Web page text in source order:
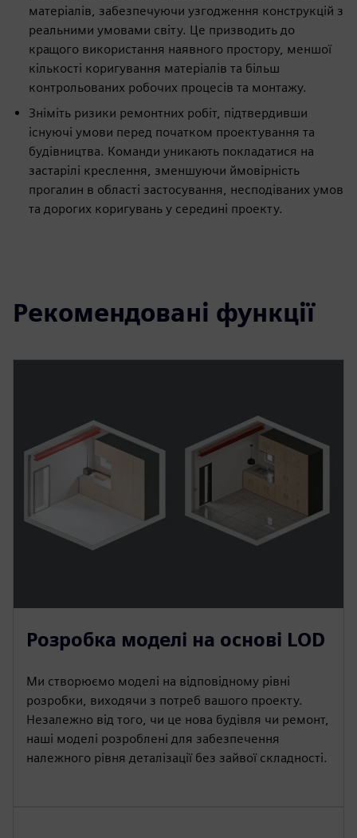
матеріалів, забезпечуючи узгодження конструкцій з
реальними умовами світу. Це призводить до
кращого використання наявного простору, меншої
кількості коригування матеріалів та більш
контрольованих робочих процесів та монтажу.
Зніміть ризики ремонтних робіт, підтвердивши
існуючі умови перед початком проектування та
будівництва. Команди уникають покладатися на
застарілі креслення, зменшуючи ймовірність
прогалин в області застосування, несподіваних умов
та дорогих коригувань у середині проекту.
Рекомендовані функції
Розробка моделі на основі LOD
Ми створюємо моделі на відповідному рівні
розробки, виходячи з потреб вашого проекту.
Незалежно від того, чи це нова будівля чи ремонт,
наші моделі розроблені для забезпечення
належного рівня деталізації без зайвої складності.